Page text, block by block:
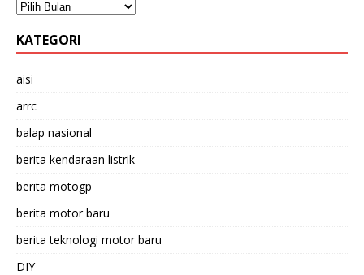
KATEGORI
aisi
arrc
balap nasional
berita kendaraan listrik
berita motogp
berita motor baru
berita teknologi motor baru
DIY